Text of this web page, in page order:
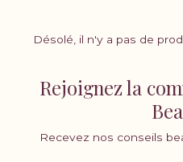
Désolé, il n'y a pas de
Rejoignez la
Recevez nos conseils